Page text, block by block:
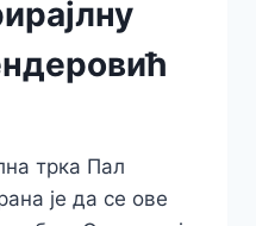
трка Пал
је да се ове